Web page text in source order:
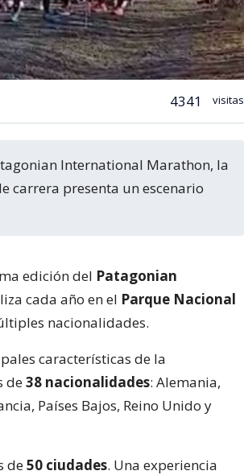
4341 visitas
carrera presenta un escenario
edición del Patagonian
cada año en el Parque Nacional
nacionalidades.
características de la
de38 nacionalidades: Alemania,
Países Bajos, Reino Unido y
de50 ciudades. Una experiencia